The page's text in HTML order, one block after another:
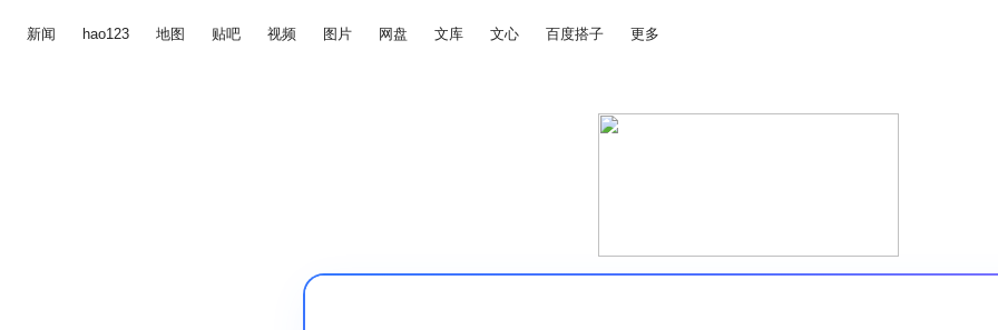
新闻 hao123 地图 贴吧 视频 图片 网盘 文库 文心 百度搭子 更多